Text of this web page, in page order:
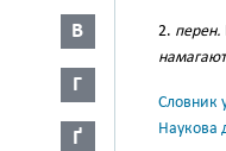
В
Г
Ґ
2. перен.
Словник
Наукова